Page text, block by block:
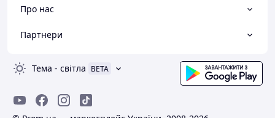
Про нас
Партнери
Тема - світла BETA